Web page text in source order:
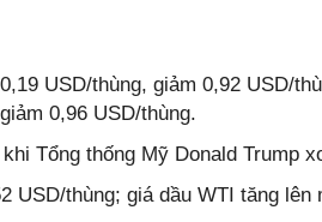
USD/thùng, giảm 0,92 USD/
0,96 USD/thùng.
Tổng thống Mỹ Donald Trump
USD/thùng; giá dầu WTI tăng lên